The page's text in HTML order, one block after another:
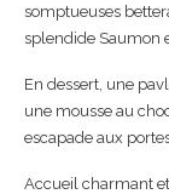
somptueuses
splendide Saumon
En dessert, une
une mousse au
escapade aux
Accueil charmant